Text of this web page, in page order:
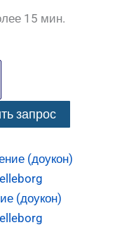
15 мин.
запрос
(доукон)